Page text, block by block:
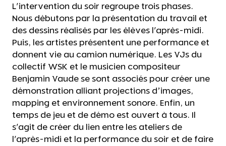
L'intervention du soir regroupe trois phases.
Nous débutons par la présentation du travail et
des dessins réalisés par les élèves l'après-midi.
Puis, les artistes présentent une performance et
donnent vie au camion numérique. Les VJs du
collectif WSK et le musicien compositeur
Benjamin Vaude se sont associés pour créer une
démonstration alliant projections d’images,
mapping et environnement sonore. Enfin, un
temps de jeu et de démo est ouvert à tous. Il
s'agit de créer du lien entre les ateliers de
l'après-midi et la performance du soir et de faire